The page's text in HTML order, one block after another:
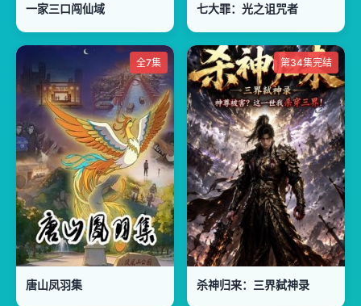
一家三口闯仙域 七大罪：光之诅咒者
全7集
唐山凤羽集
第34集完结
杀神归来：三界弑神录